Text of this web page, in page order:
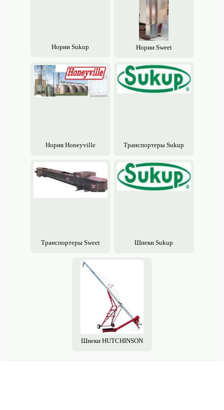
Нории Sukup Нории Sweet
Нория Honeyville Транспортеры Sukup
Транспортеры Sweet Шнеки Sukup
Шнеки HUTCHINSON